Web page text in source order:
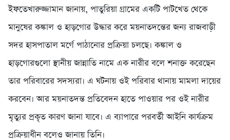
ইফতেখারুজ্জামান জানায়, পাতুরিয়া গ্রামের একটি পাটখেত থেকে
মানুষের কঙ্কাল ও হাড়গোর উদ্ধার করে ময়নাতদন্তের জন্য রাজবাড়ী
সদর হাসপাতাল মর্গে পাঠানোর প্রক্রিয়া চলছে। কঙ্কাল ও
হাড়গোরগুলো স্থানীয় জান্নাতি নামে এক নারীর বলে শনাক্ত করেছেন
তার পরিবারের সদস্যরা। এ ঘটনায় ওই পরিবার থানায় মামলা দায়ের
করবেন। আর ময়নাতদন্ত প্রতিবেদন হাতে পাওয়ার পর ওই নারীর
মৃত্যুর প্রকৃত কারণ জানা যাবে। এ ব্যাপারে পরবর্তী আইনি কার্যক্রম
প্রক্রিয়াধীন বলেও জানায় তিনি।